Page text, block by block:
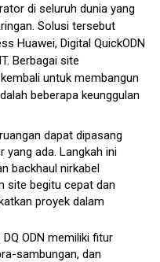
di seluruh dunia yang
Solusi tersebut
Huawei, Digital QuickODN
Berbagai site
untuk membangun
beberapa keunggulan
dapat dipasang
yang ada. Langkah ini
backhaul nirkabel
site begitu cepat dan
proyek dalam
ODN memiliki fitur
sambungan, dan